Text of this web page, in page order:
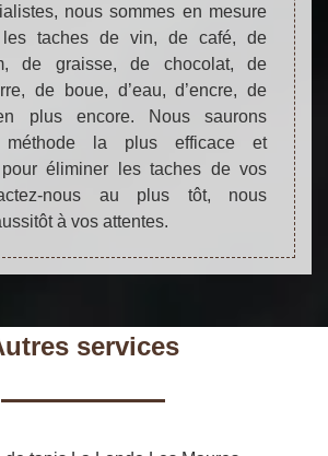
nous sommes en mesure
les taches de vin, de café, de
de graisse, de chocolat, de
de boue, d’eau, d’encre, de
plus encore. Nous saurons
la plus efficace et
pour éliminer les taches de vos
nous au plus tôt, nous
à vos attentes.
services